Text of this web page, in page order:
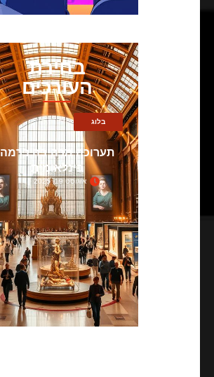
בחירת
העורכים
בלוג
תערוכה מרהיבה ברמה
בינלאומית
אוגוסט 19, 2025